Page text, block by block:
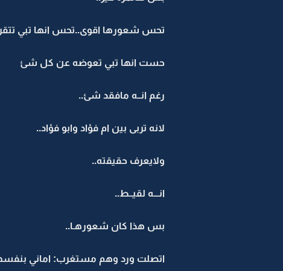
تحس شعورها اقوى..تحس انها تبي
حست انها تبي تعوضه عن كل شئ
رغم انــه مافقد شئ..
لانه تربى بين ام فؤاد وابو فؤاد..
ولايعرف حقيقته..
انـــه لقيــط..
بس هذا كان شعورهـا..
اتصلت ورد وهم مستغرب: اماني